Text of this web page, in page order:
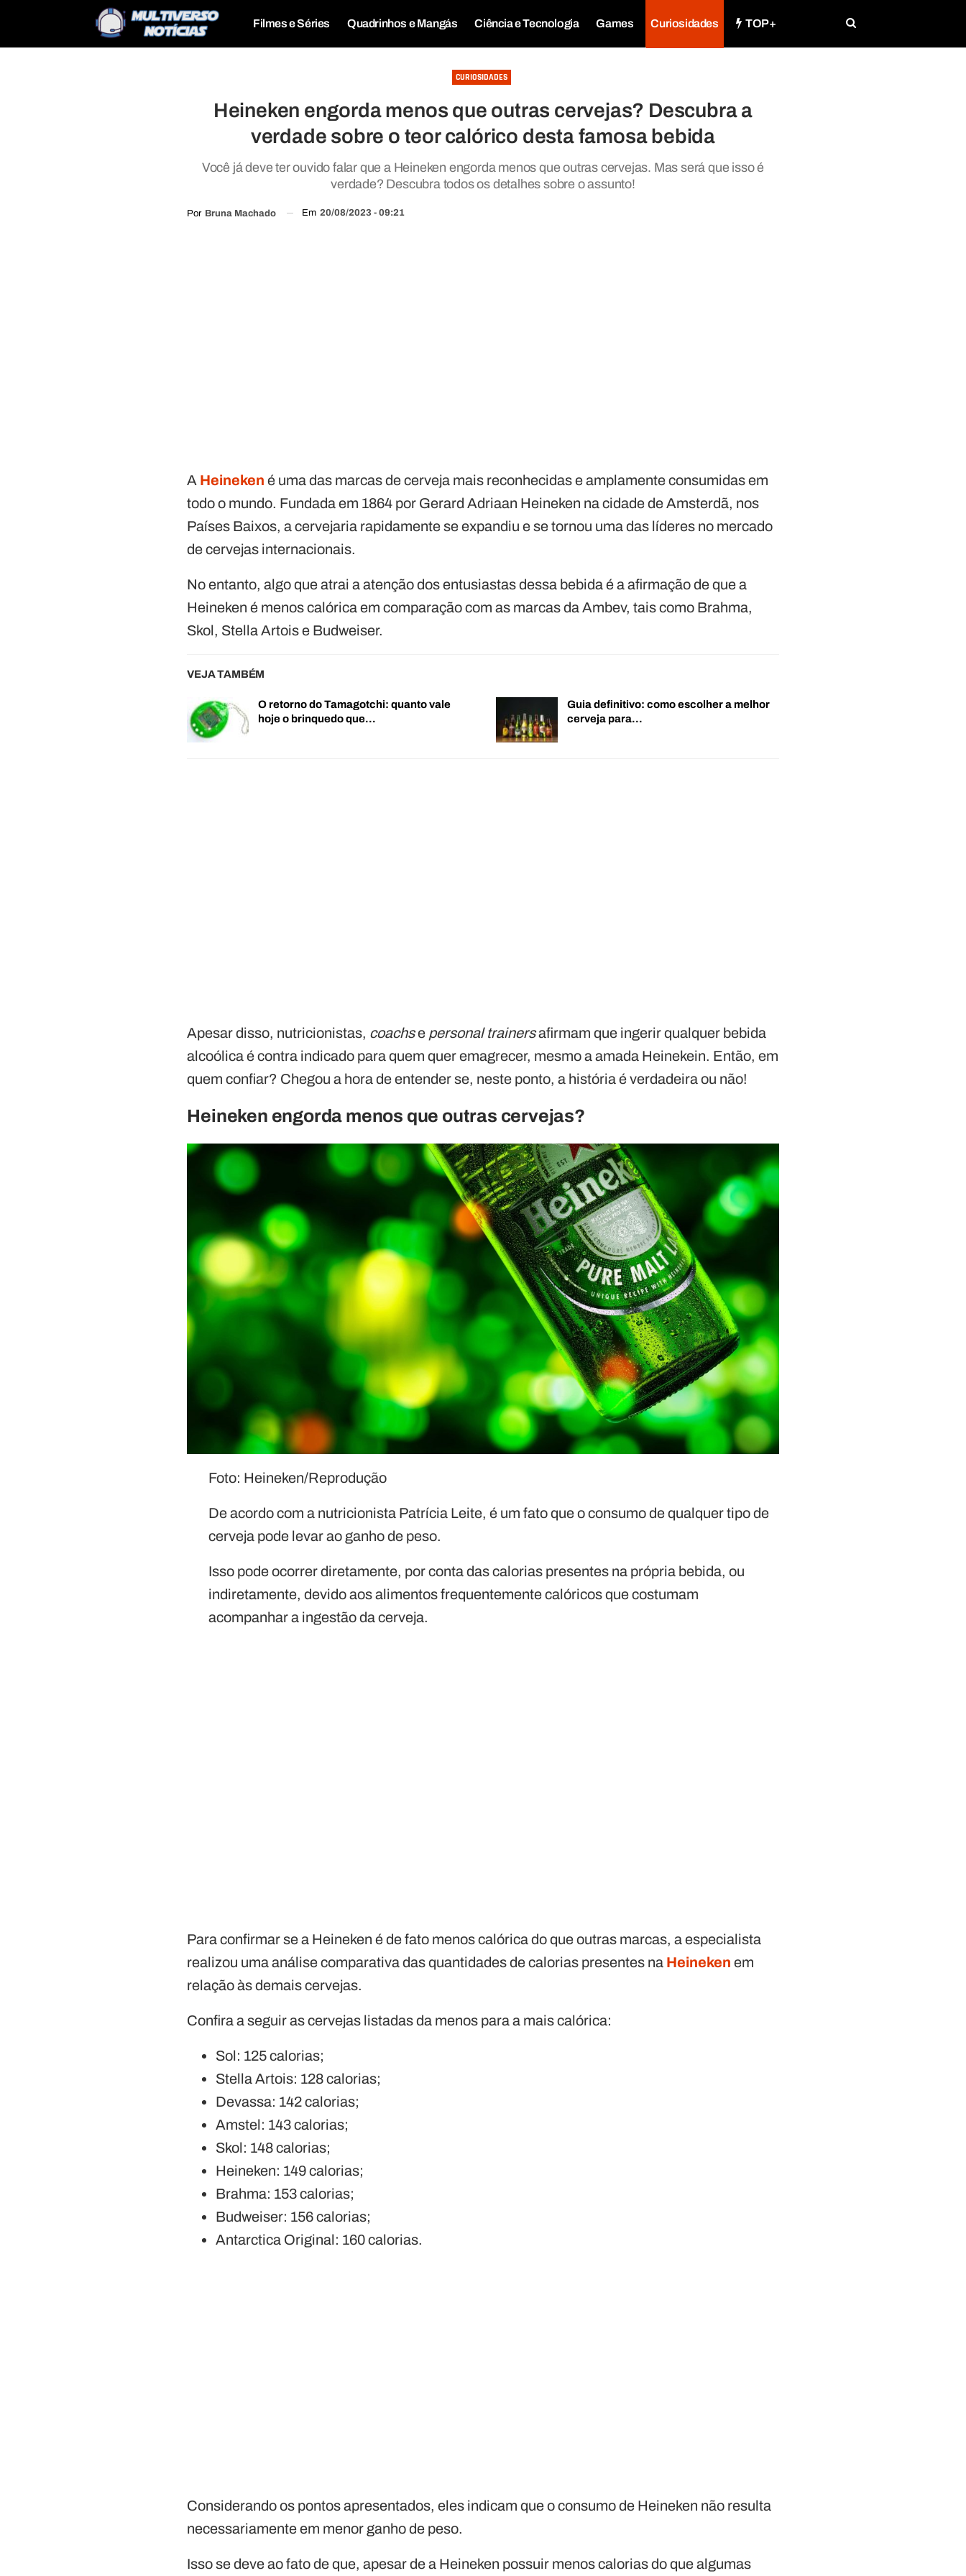
Filmes e Séries Quadrinhos e Mangás Ciência e Tecnologia Games Curiosidades TOP+
CURIOSIDADES
Heineken engorda menos que outras cervejas? Descubra a
verdade sobre o teor calórico desta famosa bebida
Você já deve ter ouvido falar que a Heineken engorda menos que outras cervejas. Mas será que isso é
verdade? Descubra todos os detalhes sobre o assunto!
Por Bruna Machado Em 20/08/2023 - 09:21
A Heineken é uma das marcas de cerveja mais reconhecidas e amplamente consumidas em
todo o mundo. Fundada em 1864 por Gerard Adriaan Heineken na cidade de Amsterdã, nos
Países Baixos, a cervejaria rapidamente se expandiu e se tornou uma das líderes no mercado
de cervejas internacionais.
No entanto, algo que atrai a atenção dos entusiastas dessa bebida é a afirmação de que a
Heineken é menos calórica em comparação com as marcas da Ambev, tais como Brahma,
Skol, Stella Artois e Budweiser.
VEJA TAMBÉM
O retorno do Tamagotchi: quanto vale
hoje o brinquedo que…
Guia definitivo: como escolher a melhor
cerveja para…
Apesar disso, nutricionistas, coachse personal trainersafirmam que ingerir qualquer bebida
alcoólica é contra indicado para quem quer emagrecer, mesmo a amada Heinekein. Então, em
quem confiar? Chegou a hora de entender se, neste ponto, a história é verdadeira ou não!
Heineken engorda menos que outras cervejas?
Foto: Heineken/Reprodução
De acordo com a nutricionista Patrícia Leite, é um fato que o consumo de qualquer tipo de
cerveja pode levar ao ganho de peso.
Isso pode ocorrer diretamente, por conta das calorias presentes na própria bebida, ou
indiretamente, devido aos alimentos frequentemente calóricos que costumam
acompanhar a ingestão da cerveja.
Para confirmar se a Heineken é de fato menos calórica do que outras marcas, a especialista
realizou uma análise comparativa das quantidades de calorias presentes na Heineken em
relação às demais cervejas.
Confira a seguir as cervejas listadas da menos para a mais calórica:
Sol: 125 calorias;
Stella Artois: 128 calorias;
Devassa: 142 calorias;
Amstel: 143 calorias;
Skol: 148 calorias;
Heineken: 149 calorias;
Brahma: 153 calorias;
Budweiser: 156 calorias;
Antarctica Original: 160 calorias.
Considerando os pontos apresentados, eles indicam que o consumo de Heineken não resulta
necessariamente em menor ganho de peso.
Isso se deve ao fato de que, apesar de a Heineken possuir menos calorias do que algumas